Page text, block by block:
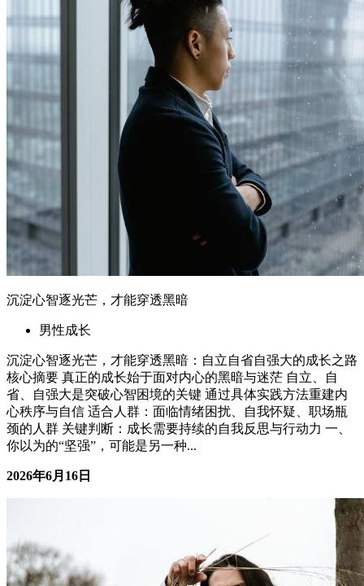
男性成长
沉淀心智逐光芒，才能穿透黑暗：自立自省自强大的成长之路
核心摘要 真正的成长始于面对内心的黑暗与迷茫 自立、自
省、自强大是突破心智困境的关键 通过具体实践方法重建内
心秩序与自信 适合人群：面临情绪困扰、自我怀疑、职场瓶
颈的人群 关键判断：成长需要持续的自我反思与行动力 一、
你以为的“坚强”，可能是另一种...
2026年6月16日
男性成长